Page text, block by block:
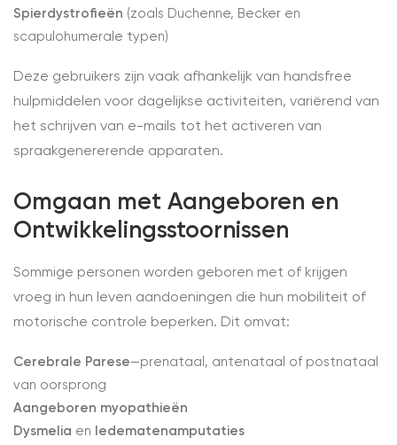
Spierdystrofieën (zoals Duchenne, Becker en
scapulohumerale typen)
Deze gebruikers zijn vaak afhankelijk van handsfree
hulpmiddelen voor dagelijkse activiteiten, variërend van
het schrijven van e-mails tot het activeren van
spraakgenererende apparaten.
Omgaan met Aangeboren en
Ontwikkelingsstoornissen
Sommige personen worden geboren met of krijgen
vroeg in hun leven aandoeningen die hun mobiliteit of
motorische controle beperken. Dit omvat:
Cerebrale Parese—prenataal, antenataal of postnataal
van oorsprong
Aangeboren myopathieën
Dysmelia en ledematenamputaties